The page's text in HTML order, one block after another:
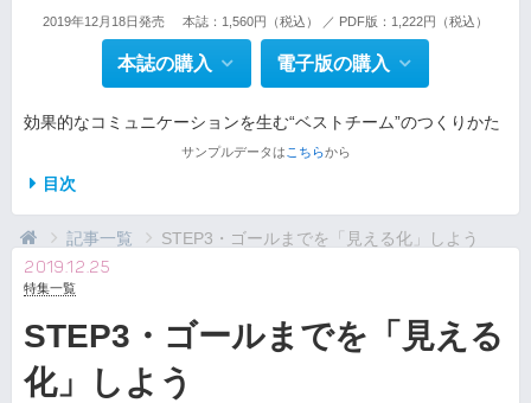
2019年12月18日発売 本誌：1,560円（税込） ／ PDF版：1,222円（税込）
本誌の購入 電子版の購入
効果的なコミュニケーションを生む“ベストチーム”のつくりかた
サンプルデータは こちらから
目次
記事一覧 STEP3・ゴールまでを「見える化」しよう
2019.12.25
特集一覧
STEP3・ゴールまでを「見える
化」しよう